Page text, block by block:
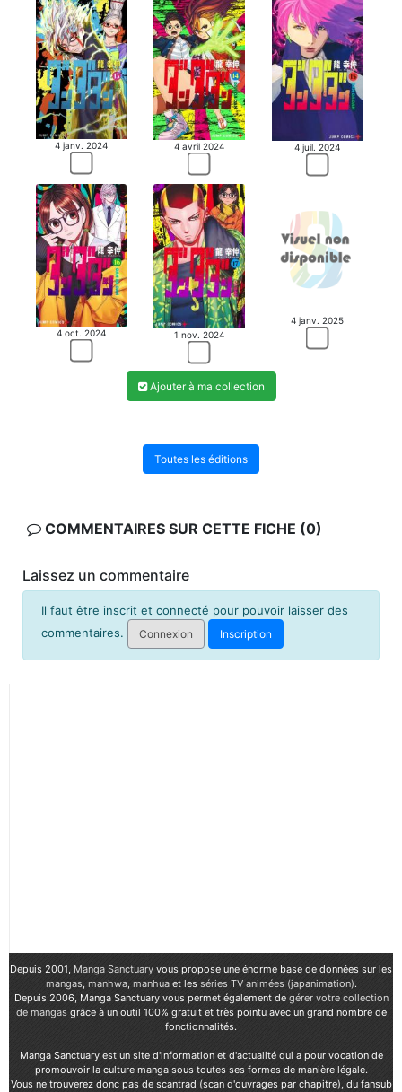
4 janv. 2024 4 avril 2024 4 juil. 2024
4 oct. 2024 1 nov. 2024
4 janv. 2025
Ajouter à ma collection
Toutes les éditions
COMMENTAIRES SUR CETTE FICHE (0)
Laissez un commentaire
Il faut être inscrit et connecté pour pouvoir laisser des
commentaires.
Connexion Inscription
Depuis 2001, Manga Sanctuary vous propose une énorme base de données sur les
mangas, manhwa, manhuaet les séries TV animées (japanimation).
Depuis 2006, Manga Sanctuary vous permet également de gérer votre collection
de mangasgrâce à un outil 100% gratuit et très pointu avec un grand nombre de
fonctionnalités.
Manga Sanctuary est un site d'information et d'actualité qui a pour vocation de
promouvoir la culture manga sous toutes ses formes de manière légale.
Vous ne trouverez donc pas de scantrad (scan d'ouvrages par chapitre), du fansub